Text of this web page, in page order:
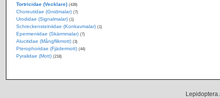
Tortricidae (Vecklare) (439)
Choreutidae (Gnidmalar) (7)
Urodidae (Signalmalar) (1)
Schreckensteiniidae (Konkavmalar) (1)
Epermeniidae (Skärmmalar) (7)
Alucitidae (Mångflikmott) (3)
Pterophoridae (Fjädermott) (44)
Pyralidae (Mott) (218)